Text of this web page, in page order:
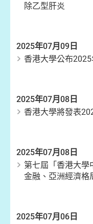
除乙型肝炎
2025年07月09日
香港大學公布
2025年07月08日
香港大學將發表
2025年07月08日
第七屆「香港大學
金融、亞洲經濟格
2025年07月06日